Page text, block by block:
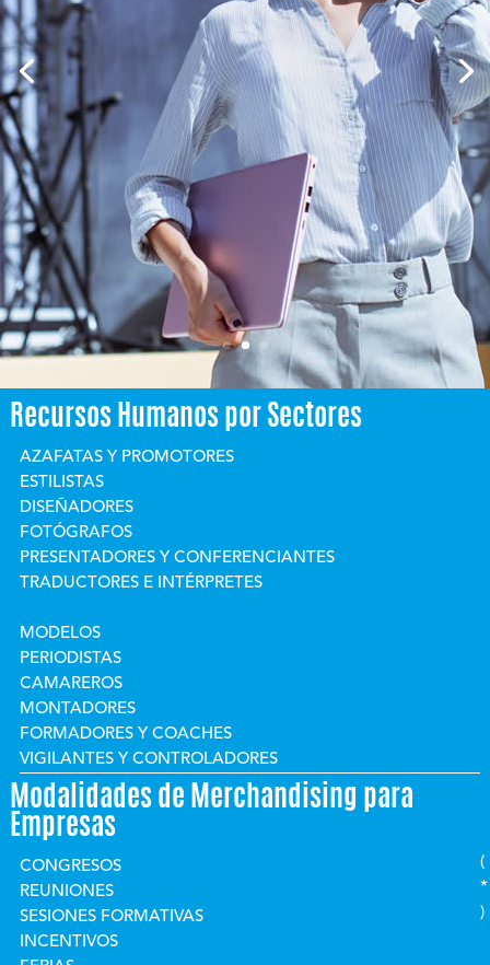
Recursos Humanos por Sectores
AZAFATAS Y PROMOTORES
ESTILISTAS
DISEÑADORES
FOTÓGRAFOS
PRESENTADORES Y CONFERENCIANTES
TRADUCTORES E INTÉRPRETES
MODELOS
PERIODISTAS
CAMAREROS
MONTADORES
FORMADORES Y COACHES
VIGILANTES Y CONTROLADORES
Modalidades de Merchandising para
Empresas
CONGRESOS
REUNIONES
SESIONES FORMATIVAS
INCENTIVOS
(
*
)